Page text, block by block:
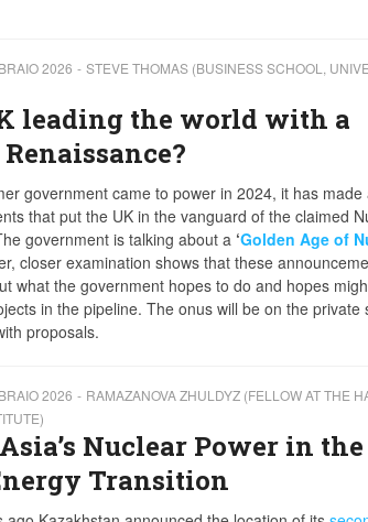
2026
STEVE THOMAS (BUSINESS SCHOOL,
leading the world with a
government came to power in 2024, it has made
that put the UK in the vanguard of the claimed
government is talking about a ‘Golden Age of
closer examination shows that these
what the government hopes to do and hopes
in the pipeline. The onus will be on the private
proposals.
2026
RAMAZANOVA ZHULDYZ (FELLOW AT THE
Nuclear Power in the
Transition